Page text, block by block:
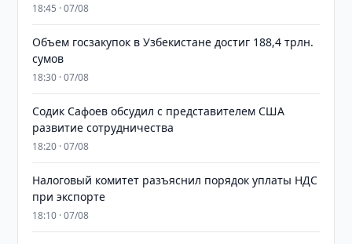
18:45 · 07/08
​​​​​​​Объем госзакупок в Узбекистане достиг 188,4 трлн.
сумов
18:30 · 07/08
Содик Сафоев обсудил с представителем США
развитие сотрудничества
18:20 · 07/08
Налоговый комитет разъяснил порядок уплаты НДС
при экспорте
18:10 · 07/08